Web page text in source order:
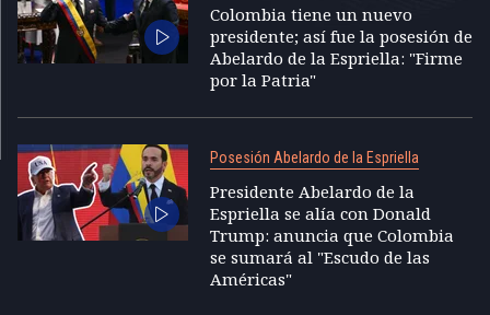
Colombia tiene un nuevo
presidente; así fue la posesión de
Abelardo de la Espriella: "Firme
por la Patria"
Posesión Abelardo de la Espriella
Presidente Abelardo de la
Espriella se alía con Donald
Trump: anuncia que Colombia
se sumará al "Escudo de las
Américas"